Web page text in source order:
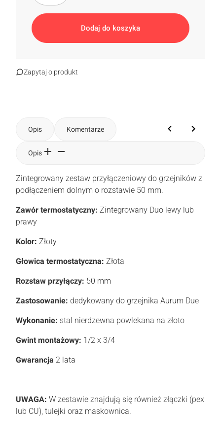
Dodaj do koszyka
Zapytaj o produkt
Opis Komentarze
Opis
Zintegrowany zestaw przyłączeniowy do grzejników z
podłączeniem dolnym o rozstawie 50 mm.
Zawór termostatyczny: Zintegrowany Duo lewy lub
prawy
Kolor: Złoty
Głowica termostatyczna: Złota
Rozstaw przyłączy: 50 mm
Zastosowanie: dedykowany do grzejnika Aurum Due
Wykonanie: stal nierdzewna powlekana na złoto
Gwint montażowy: 1/2 x 3/4
Gwarancja 2 lata
UWAGA: W zestawie znajdują się również złączki (pex
lub CU), tulejki oraz maskownica.